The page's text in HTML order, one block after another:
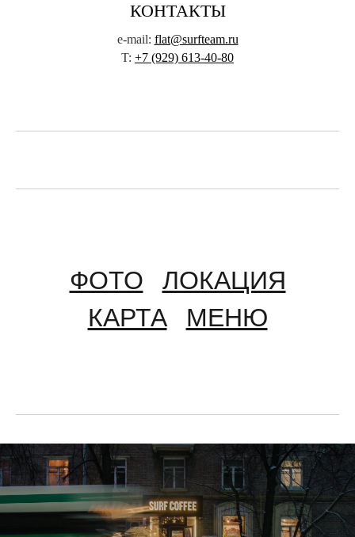
КОНТАКТЫ
e-mail: flat@surfteam.ru
T: +7 (929) 613-40-80
ФОТО
ЛОКАЦИЯ
КАРТА
МЕНЮ